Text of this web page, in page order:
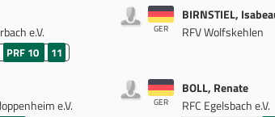
e.V.
PRF 10 11
GER
BIRNSTIEL,
RFV Wolfskehlen
e.V.
GER
BOLL, Renate
RFC Egelsbach e.V.